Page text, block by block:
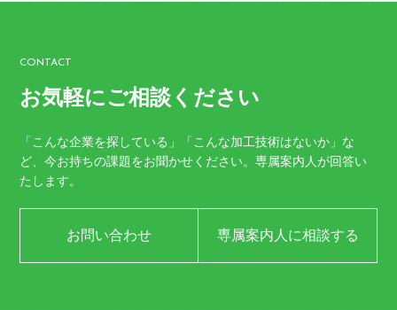
CONTACT
お気軽にご相談ください
「こんな企業を探している」「こんな加工技術はないか」な
ど、今お持ちの課題をお聞かせください。専属案内人が回答い
たします。
お問い合わせ 専属案内人に相談する